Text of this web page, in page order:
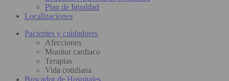
Plan de Igualdad
Localizaciones
Pacientes y cuidadores
Afecciones
Monitor cardiaco
Terapias
Vida cotidiana
Buscador de Hospitales